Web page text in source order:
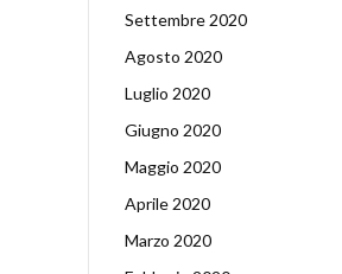
Settembre 2020
Agosto 2020
Luglio 2020
Giugno 2020
Maggio 2020
Aprile 2020
Marzo 2020